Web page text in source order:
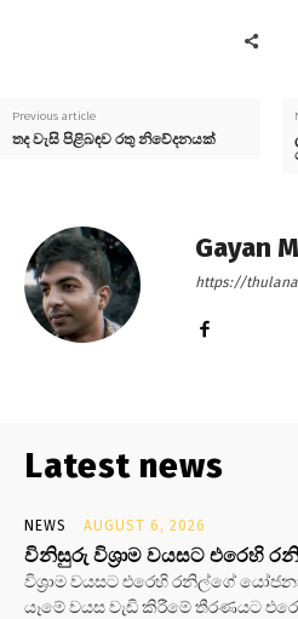
Previous article
තද වැසි පිළිබඳව රතු නිවේදනයක්
Gayan
https://
Latest news
NEWS AUGUST 6, 2026
විනිසුරු විශ්‍රාම වයසට එරෙහි
විශ්‍රාම වයසට එරෙහි රනිල්ගේ
යෑමේ වයස වැඩි කිරීමේ තීරණයට